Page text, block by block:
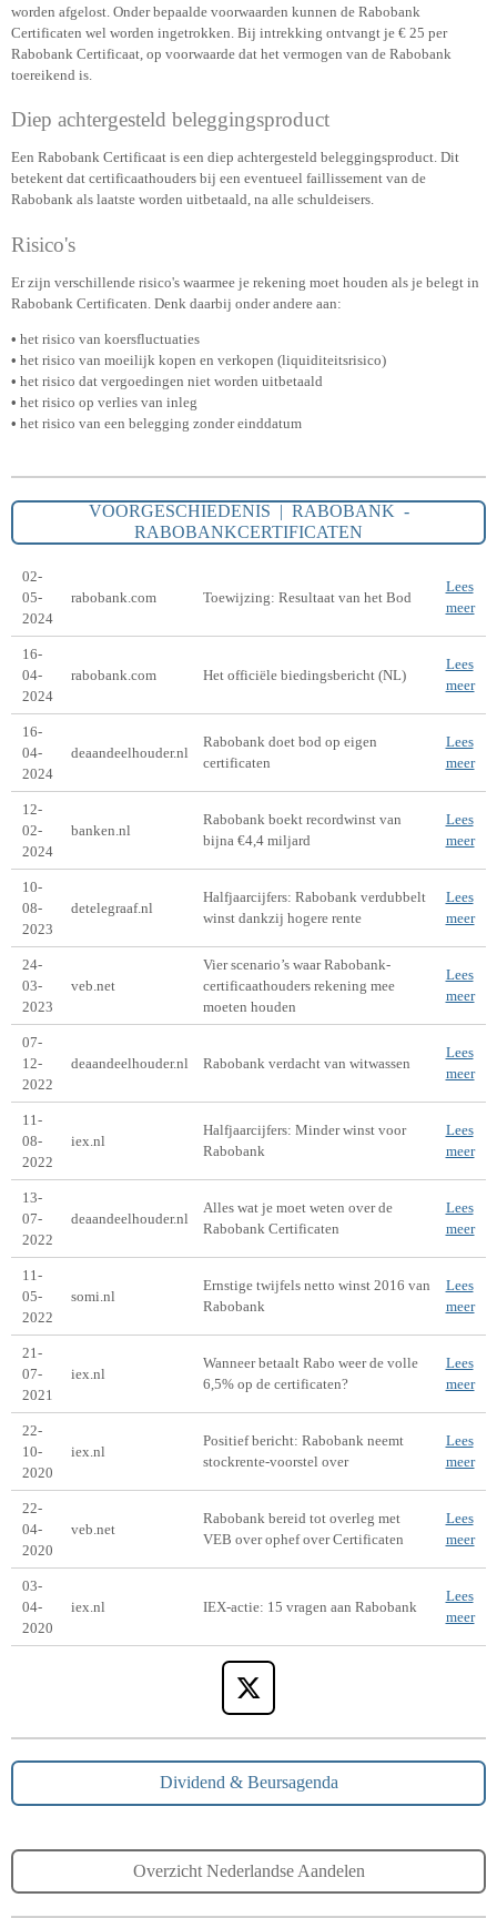
worden afgelost. Onder bepaalde voorwaarden kunnen de Rabobank
Certificaten wel worden ingetrokken. Bij intrekking ontvangt je € 25 per
Rabobank Certificaat, op voorwaarde dat het vermogen van de Rabobank
toereikend is.
Diep achtergesteld beleggingsproduct
Een Rabobank Certificaat is een diep achtergesteld beleggingsproduct. Dit
betekent dat certificaathouders bij een eventueel faillissement van de
Rabobank als laatste worden uitbetaald, na alle schuldeisers.
Risico's
Er zijn verschillende risico's waarmee je rekening moet houden als je belegt in
Rabobank Certificaten. Denk daarbij onder andere aan:
• het risico van koersfluctuaties
• het risico van moeilijk kopen en verkopen (liquiditeitsrisico)
• het risico dat vergoedingen niet worden uitbetaald
• het risico op verlies van inleg
• het risico van een belegging zonder einddatum
VOORGESCHIEDENIS | RABOBANK -
RABOBANKCERTIFICATEN
02-
05-
2024
rabobank.com Toewijzing: Resultaat van het Bod
Lees
meer
16-
04-
2024
rabobank.com Het officiële biedingsbericht (NL)
Lees
meer
16-
04-
2024
deaandeelhouder.nl
Rabobank doet bod op eigen
certificaten
Lees
meer
12-
02-
2024
banken.nl
Rabobank boekt recordwinst van
bijna €4,4 miljard
Lees
meer
10-
08-
2023
detelegraaf.nl
Halfjaarcijfers: Rabobank verdubbelt
winst dankzij hogere rente
Lees
meer
24-
03-
2023
veb.net
Vier scenario’s waar Rabobank-
certificaathouders rekening mee
moeten houden
Lees
meer
07-
12-
2022
deaandeelhouder.nl Rabobank verdacht van witwassen
Lees
meer
11-
08-
2022
iex.nl
Halfjaarcijfers: Minder winst voor
Rabobank
Lees
meer
13-
07-
2022
deaandeelhouder.nl
Alles wat je moet weten over de
Rabobank Certificaten
Lees
meer
11-
05-
2022
somi.nl
Ernstige twijfels netto winst 2016 van
Rabobank
Lees
meer
21-
07-
2021
iex.nl
Wanneer betaalt Rabo weer de volle
6,5% op de certificaten?
Lees
meer
22-
10-
2020
iex.nl
Positief bericht: Rabobank neemt
stockrente-voorstel over
Lees
meer
22-
04-
2020
veb.net
Rabobank bereid tot overleg met
VEB over ophef over Certificaten
Lees
meer
03-
04-
2020
iex.nl IEX-actie: 15 vragen aan Rabobank
Lees
meer
X
Dividend & Beursagenda
Overzicht Nederlandse Aandelen